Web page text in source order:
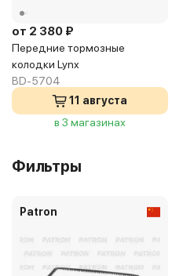
от 2 380 ₽
Передние тормозные
колодки Lynx
BD-5704
11 августа
в 3 магазинах
Фильтры
Patron